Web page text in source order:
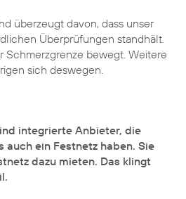
überzeugt davon, dass unser
Überprüfungen standhält.
Schmerzgrenze bewegt. Weitere
sich deswegen.
integrierte Anbieter, die
auch ein Festnetz haben. Sie
dazu mieten. Das klingt